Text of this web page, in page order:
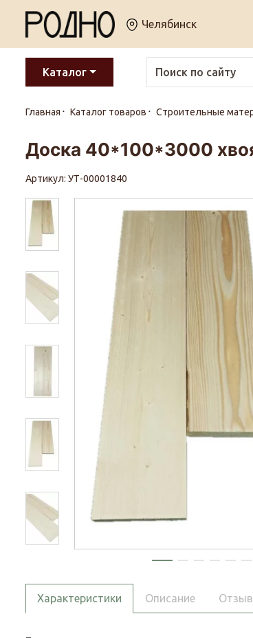
Челябинск
Каталог
Главная Каталог товаров Строительные
Доска 40*100*3000
Артикул: УТ-00001840
Характеристики Описание